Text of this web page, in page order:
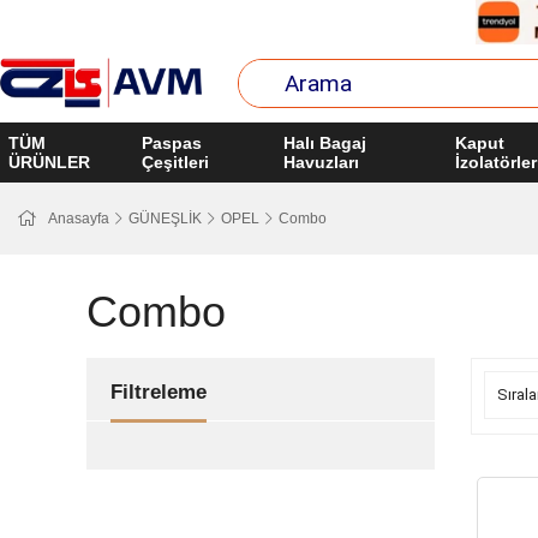
TÜM
ÜRÜNLER
Paspas
Çeşitleri
Halı Bagaj
Havuzları
Kaput
Anasayfa GÜNEŞLİK OPEL Combo
Combo
Filtreleme